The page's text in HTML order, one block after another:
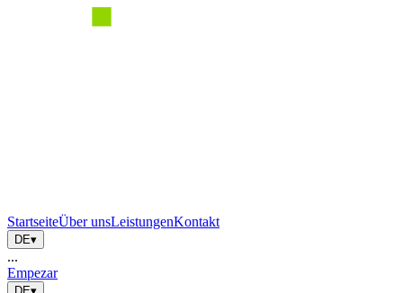
StartseiteÜber unsLeistungenKontakt
DE▾
...
Empezar